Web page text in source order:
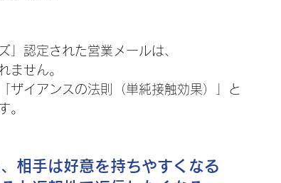
」認定された営業メールは、
ません。
ザイアンスの法則（単純接触効果）」と
。
相手は好意を持ちやすくなる